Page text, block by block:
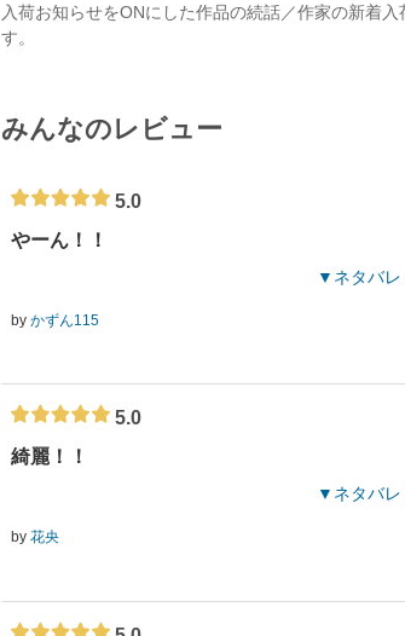
入荷お知らせをONにした作品の続話／作家の新着
す。
みんなのレビュー
5.0
やーん！！
ネタバ
by かずん115
5.0
綺麗！！
ネタバ
by 花央